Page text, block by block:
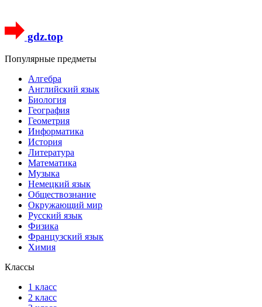
gdz.top
Популярные предметы
Алгебра
Английский язык
Биология
География
Геометрия
Информатика
История
Литература
Математика
Музыка
Немецкий язык
Обществознание
Окружающий мир
Русский язык
Физика
Французский язык
Химия
Классы
1 класс
2 класс